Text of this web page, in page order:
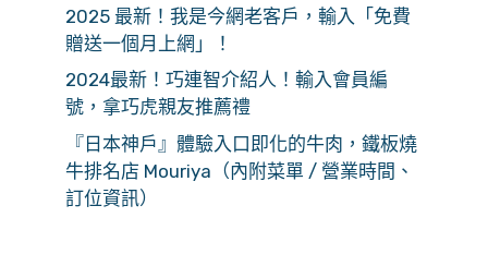
2025 最新！我是今網老客戶，輸入「免費
贈送一個月上網」！
2024最新！巧連智介紹人！輸入會員編
號，拿巧虎親友推薦禮
『日本神戶』體驗入口即化的牛肉，鐵板燒
牛排名店 Mouriya（內附菜單 / 營業時間、
訂位資訊）